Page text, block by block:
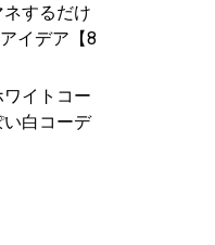
するだけ
イデア【8
イトコー
白コーデ